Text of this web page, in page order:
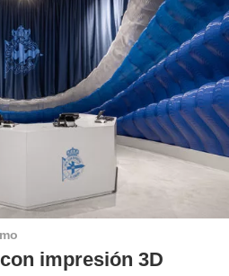
impresión 3D